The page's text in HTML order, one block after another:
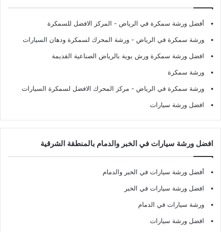
أفضل ورشة سمكرة في الرياض - المركز الافضل للسمكرة
ورشة سمكرة في الرياض - ورشة المحرك لسمكرة ودهان السيارات
افضل ورشة سمكرة ورش بوية بالرياض الصناعية القديمة
ورشة سمكرة
ورشة سمكرة في الرياض - مركز المحرك الافضل لسمكرة السيارات
افضل ورشة سيارات
افضل ورشة سيارات في الخبر والدمام بالمنطقة الشرقية
أفضل ورشة سيارات في الخبر والدمام
افضل ورشة سيارات في الخبر
ورشة سيارات في الدمام
افضل ورشة سيارات